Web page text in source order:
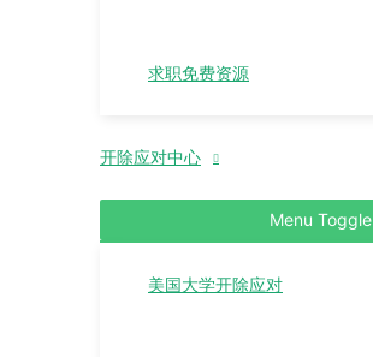
求职免费资源
开除应对中心
Menu Toggle
美国大学开除应对